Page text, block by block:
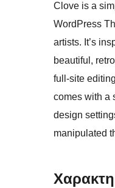
Clove is a
WordPress
artists. It’s
beautiful,
full-site
comes with a
design
manipulated